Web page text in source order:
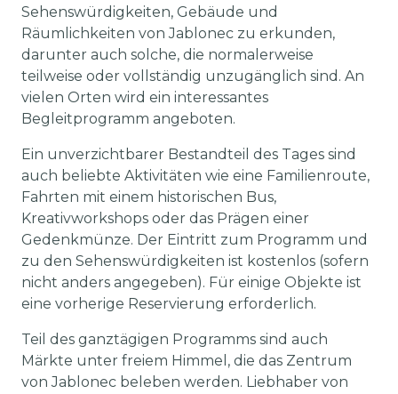
Sehenswürdigkeiten, Gebäude und
Räumlichkeiten von Jablonec zu erkunden,
darunter auch solche, die normalerweise
teilweise oder vollständig unzugänglich sind. An
vielen Orten wird ein interessantes
Begleitprogramm angeboten.
Ein unverzichtbarer Bestandteil des Tages sind
auch beliebte Aktivitäten wie eine Familienroute,
Fahrten mit einem historischen Bus,
Kreativworkshops oder das Prägen einer
Gedenkmünze. Der Eintritt zum Programm und
zu den Sehenswürdigkeiten ist kostenlos (sofern
nicht anders angegeben). Für einige Objekte ist
eine vorherige Reservierung erforderlich.
Teil des ganztägigen Programms sind auch
Märkte unter freiem Himmel, die das Zentrum
von Jablonec beleben werden. Liebhaber von